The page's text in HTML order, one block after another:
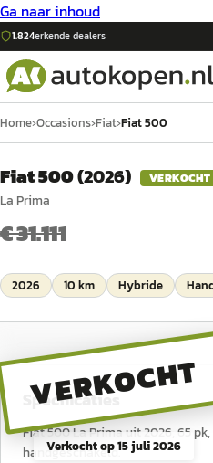
Ga naar inhoud
1.824erkende dealers
Home›Occasions›Fiat›Fiat 500
Fiat 500(2026) VERKOCHT
La Prima
€ 31.111
2026 10 km Hybride
VERKOCHT
Verkocht op15 juli 2026
Specificaties
Fiat 500 La Prima uit 2026, 65
handgeschakeld.